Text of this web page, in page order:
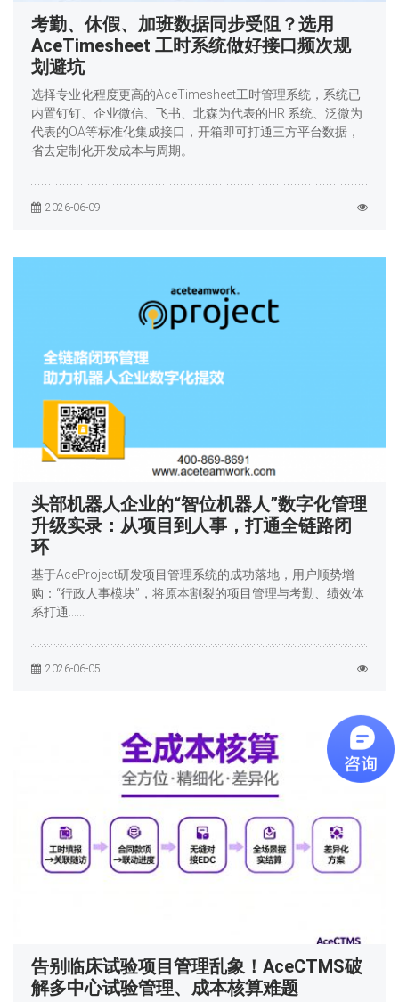
考勤、休假、加班数据同步受阻？选用
AceTimesheet 工时系统做好接口频次规
划避坑
选择专业化程度更高的AceTimesheet工时管理系统，系统已
内置钉钉、企业微信、飞书、北森为代表的HR 系统、泛微为
代表的OA等标准化集成接口，开箱即可打通三方平台数据，
省去定制化开发成本与周期。
2026-06-09
头部机器人企业的“智位机器人”数字化管理
升级实录：从项目到人事，打通全链路闭
环
基于AceProject研发项目管理系统的成功落地，用户顺势增
购：“行政人事模块”，将原本割裂的项目管理与考勤、绩效体
系打通……
2026-06-05
告别临床试验项目管理乱象！AceCTMS破
解多中心试验管理、成本核算难题